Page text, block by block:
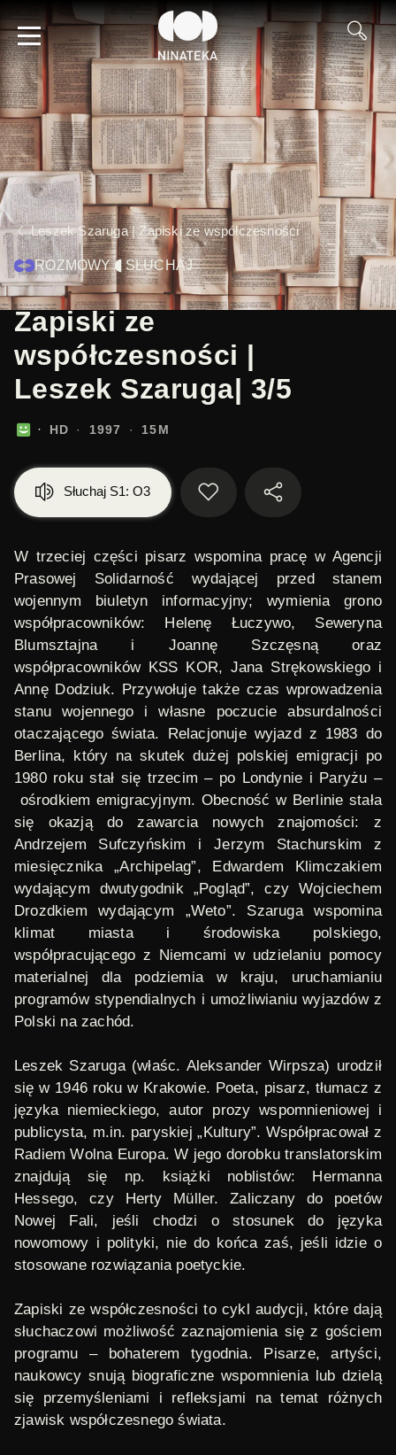
Leszek Szaruga | Zapiski ze współczesności
ROZMOWY SŁUCHAJ
Zapiski ze
współczesności |
Leszek Szaruga| 3/5
HD 1997 15M
Słuchaj S1: O3
W trzeciej części pisarz wspomina pracę w Agencji
Prasowej Solidarność wydającej przed stanem
wojennym biuletyn informacyjny; wymienia grono
współpracowników: Helenę Łuczywo, Seweryna
Blumsztajna i Joannę Szczęsną oraz
współpracowników KSS KOR, Jana Strękowskiego i
Annę Dodziuk. Przywołuje także czas wprowadzenia
stanu wojennego i własne poczucie absurdalności
otaczającego świata. Relacjonuje wyjazd z 1983 do
Berlina, który na skutek dużej polskiej emigracji po
1980 roku stał się trzecim – po Londynie i Paryżu –
ośrodkiem emigracyjnym. Obecność w Berlinie stała
się okazją do zawarcia nowych znajomości: z
Andrzejem Sufczyńskim i Jerzym Stachurskim z
miesięcznika „Archipelag”, Edwardem Klimczakiem
wydającym dwutygodnik „Pogląd”, czy Wojciechem
Drozdkiem wydającym „Weto”. Szaruga wspomina
klimat miasta i środowiska polskiego,
współpracującego z Niemcami w udzielaniu pomocy
materialnej dla podziemia w kraju, uruchamianiu
programów stypendialnych i umożliwianiu wyjazdów z
Polski na zachód.
Leszek Szaruga(właśc. Aleksander Wirpsza) urodził
się w 1946 roku w Krakowie. Poeta, pisarz, tłumacz z
języka niemieckiego, autor prozy wspomnieniowej i
publicysta, m.in. paryskiej „Kultury”. Współpracował z
Radiem Wolna Europa. W jego dorobku translatorskim
znajdują się np. książki noblistów: Hermanna
Hessego, czy Herty Müller. Zaliczany do poetów
Nowej Fali, jeśli chodzi o stosunek do języka
nowomowy i polityki, nie do końca zaś, jeśli idzie o
stosowane rozwiązania poetyckie.
Zapiski ze współczesności to cykl audycji, które dają
słuchaczowi możliwość zaznajomienia się z gościem
programu – bohaterem tygodnia. Pisarze, artyści,
naukowcy snują biograficzne wspomnienia lub dzielą
się przemyśleniami i refleksjami na temat różnych
zjawisk współczesnego świata.